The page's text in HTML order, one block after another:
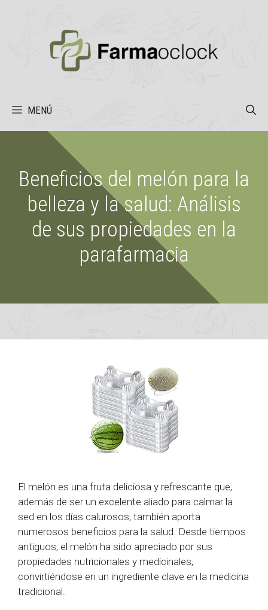
MENÚ
Beneficios del melón para la
belleza y la salud: Análisis
de sus propiedades en la
parafarmacia
El melón es una fruta deliciosa y refrescante que,
además de ser un excelente aliado para calmar la
sed en los días calurosos, también aporta
numerosos beneficios para la salud. Desde tiempos
antiguos, el melón ha sido apreciado por sus
propiedades nutricionales y medicinales,
convirtiéndose en un ingrediente clave en la medicina
tradicional.